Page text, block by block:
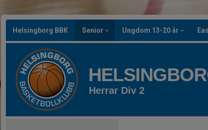
Helsingborg BBK Senior Ungdom 13-20 år
Herrar Div 2